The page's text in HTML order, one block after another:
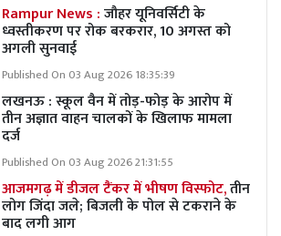
Rampur News :जौहर यूनिवर्सिटी के
ध्वस्तीकरण पर रोक बरकरार, 10 अगस्त को
अगली सुनवाई
Published On 03 Aug 2026 18:35:39
लखनऊ : स्कूल वैन में तोड़-फोड़ के आरोप में
तीन अज्ञात वाहन चालकों के खिलाफ मामला
दर्ज
Published On 03 Aug 2026 21:31:55
आजमगढ़ में डीजल टैंकर में भीषण विस्फोट,तीन
लोग जिंदा जले; बिजली के पोल से टकराने के
बाद लगी आग